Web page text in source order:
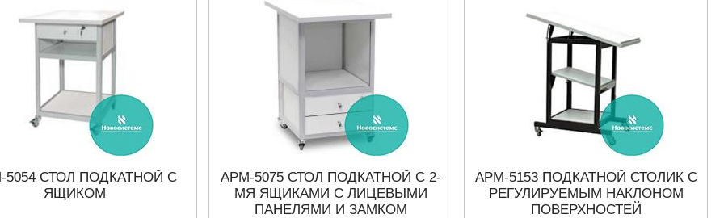
5054 СТОЛ ПОДКАТНОЙ С
ЯЩИКОМ
АРМ-5075 СТОЛ ПОДКАТНОЙ С 2-
МЯ ЯЩИКАМИ С ЛИЦЕВЫМИ
ПАНЕЛЯМИ И ЗАМКОМ
АРМ-5153 ПОДКАТНОЙ СТОЛИК С
РЕГУЛИРУЕМЫМ НАКЛОНОМ
ПОВЕРХНОСТЕЙ